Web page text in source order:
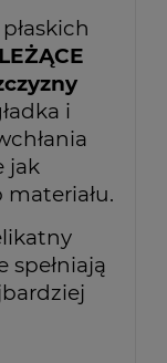
i
jak
spełniają